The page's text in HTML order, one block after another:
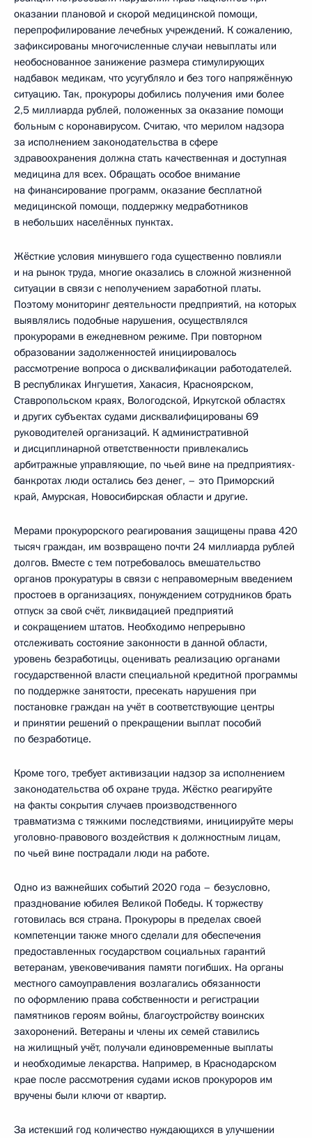
оказании плановой и скорой медицинской помощи,
перепрофилирование лечебных учреждений. К сожалению,
зафиксированы многочисленные случаи невыплаты или
необоснованное занижение размера стимулирующих
надбавок медикам, что усугубляло и без того напряжённую
ситуацию. Так, прокуроры добились получения ими более
2,5 миллиарда рублей, положенных за оказание помощи
больным с коронавирусом. Считаю, что мерилом надзора
за исполнением законодательства в сфере
здравоохранения должна стать качественная и доступная
медицина для всех. Обращать особое внимание
на финансирование программ, оказание бесплатной
медицинской помощи, поддержку медработников
в небольших населённых пунктах.
Жёсткие условия минувшего года существенно повлияли
и на рынок труда, многие оказались в сложной жизненной
ситуации в связи с неполучением заработной платы.
Поэтому мониторинг деятельности предприятий, на которых
выявлялись подобные нарушения, осуществлялся
прокурорами в ежедневном режиме. При повторном
образовании задолженностей инициировалось
рассмотрение вопроса о дисквалификации работодателей.
В республиках Ингушетия, Хакасия, Красноярском,
Ставропольском краях, Вологодской, Иркутской областях
и других субъектах судами дисквалифицированы 69
руководителей организаций. К административной
и дисциплинарной ответственности привлекались
арбитражные управляющие, по чьей вине на предприятиях-
банкротах люди остались без денег, – это Приморский
край, Амурская, Новосибирская области и другие.
Мерами прокурорского реагирования защищены права 420
тысяч граждан, им возвращено почти 24 миллиарда рублей
долгов. Вместе с тем потребовалось вмешательство
органов прокуратуры в связи с неправомерным введением
простоев в организациях, понуждением сотрудников брать
отпуск за свой счёт, ликвидацией предприятий
и сокращением штатов. Необходимо непрерывно
отслеживать состояние законности в данной области,
уровень безработицы, оценивать реализацию органами
государственной власти специальной кредитной программы
по поддержке занятости, пресекать нарушения при
постановке граждан на учёт в соответствующие центры
и принятии решений о прекращении выплат пособий
по безработице.
Кроме того, требует активизации надзор за исполнением
законодательства об охране труда. Жёстко реагируйте
на факты сокрытия случаев производственного
травматизма с тяжкими последствиями, инициируйте меры
уголовно-правового воздействия к должностным лицам,
по чьей вине пострадали люди на работе.
Одно из важнейших событий 2020 года – безусловно,
празднование юбилея Великой Победы. К торжеству
готовилась вся страна. Прокуроры в пределах своей
компетенции также много сделали для обеспечения
предоставленных государством социальных гарантий
ветеранам, увековечивания памяти погибших. На органы
местного самоуправления возлагались обязанности
по оформлению права собственности и регистрации
памятников героям войны, благоустройству воинских
захоронений. Ветераны и члены их семей ставились
на жилищный учёт, получали единовременные выплаты
и необходимые лекарства. Например, в Краснодарском
крае после рассмотрения судами исков прокуроров им
вручены были ключи от квартир.
За истекший год количество нуждающихся в улучшении